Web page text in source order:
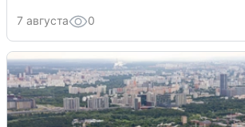
7 августа 0